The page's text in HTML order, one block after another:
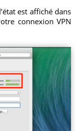
est affiché dans
connexion VPN